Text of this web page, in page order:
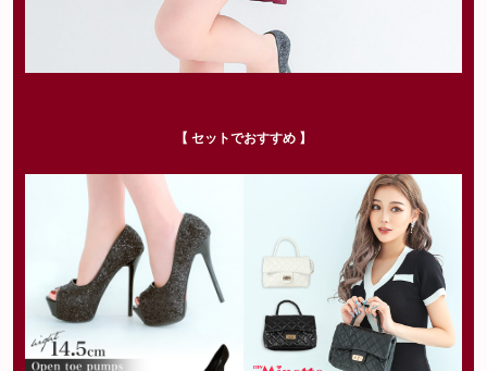
【 セットでおすすめ 】